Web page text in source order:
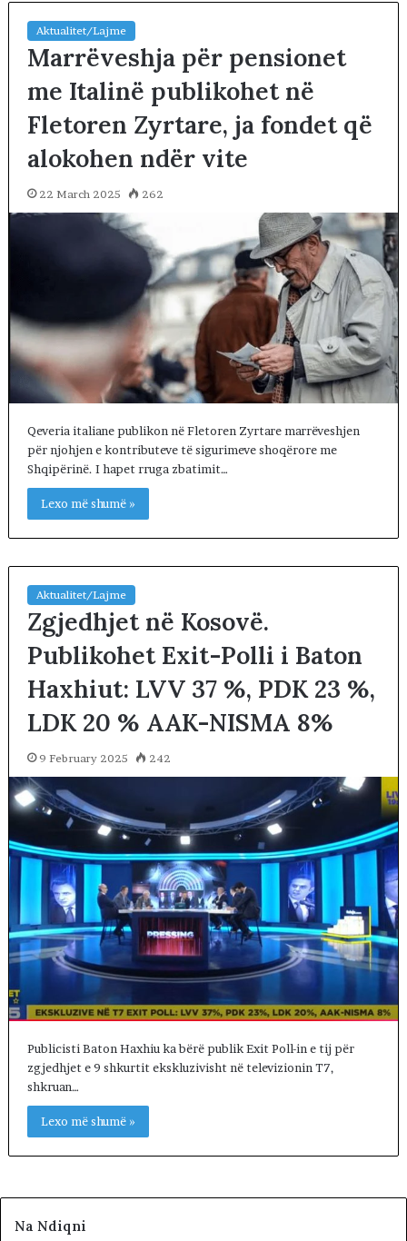
Aktualitet/Lajme
Marrëveshja për pensionet
me Italinë publikohet në
Fletoren Zyrtare, ja fondet që
alokohen ndër vite
22 March 2025 262
Qeveria italiane publikon në Fletoren Zyrtare marrëveshjen
për njohjen e kontributeve të sigurimeve shoqërore me
Shqipërinë. I hapet rruga zbatimit…
Lexo më shumë »
Aktualitet/Lajme
Zgjedhjet në Kosovë.
Publikohet Exit-Polli i Baton
Haxhiut: LVV 37 %, PDK 23 %,
LDK 20 % AAK-NISMA 8%
9 February 2025 242
Publicisti Baton Haxhiu ka bërë publik Exit Poll-in e tij për
zgjedhjet e 9 shkurtit ekskluzivisht në televizionin T7,
shkruan…
Lexo më shumë »
Na Ndiqni